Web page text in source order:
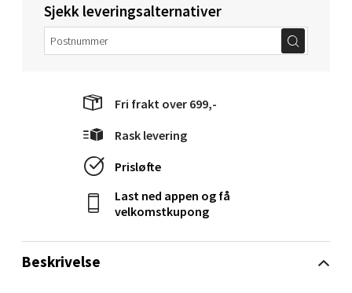
Beskrivelse
Sjekk leveringsalternativer
Fri frakt over 699,-
Rask levering
Prisløfte
Last ned appen og få
velkomstkupong
Sortland - Sortland Storsenter
Åpent i dag 10-19
Steinkjer - Thon Senter Steinkjer